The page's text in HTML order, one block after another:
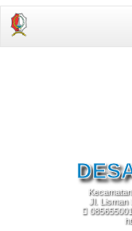
Jl. Lisman